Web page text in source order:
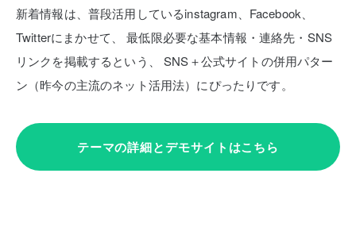
新着情報は、普段活用しているinstagram、Facebook、
Twitterにまかせて、
最低限必要な基本情報・連絡先・SNS
リンクを掲載するという、
SNS＋公式サイトの併用パター
ン（昨今の主流のネット活用法）にぴったりです。
テーマの詳細とデモサイトはこちら